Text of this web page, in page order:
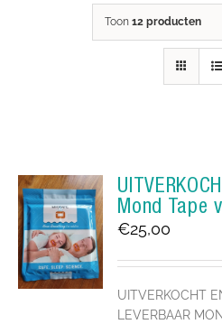
Toon 12 producten
Mond Tape
€25,00
UITVERKOCHT
LEVERBAAR